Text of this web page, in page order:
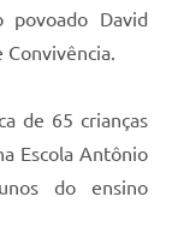
David
de 65 crianças
Escola Antônio
do ensino